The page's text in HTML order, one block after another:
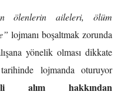
ölenlerin aileleri, ölüm
lojmanı boşaltmak zorunda
yönelik olması dikkate
lojmanda oturuyor
alım hakkından